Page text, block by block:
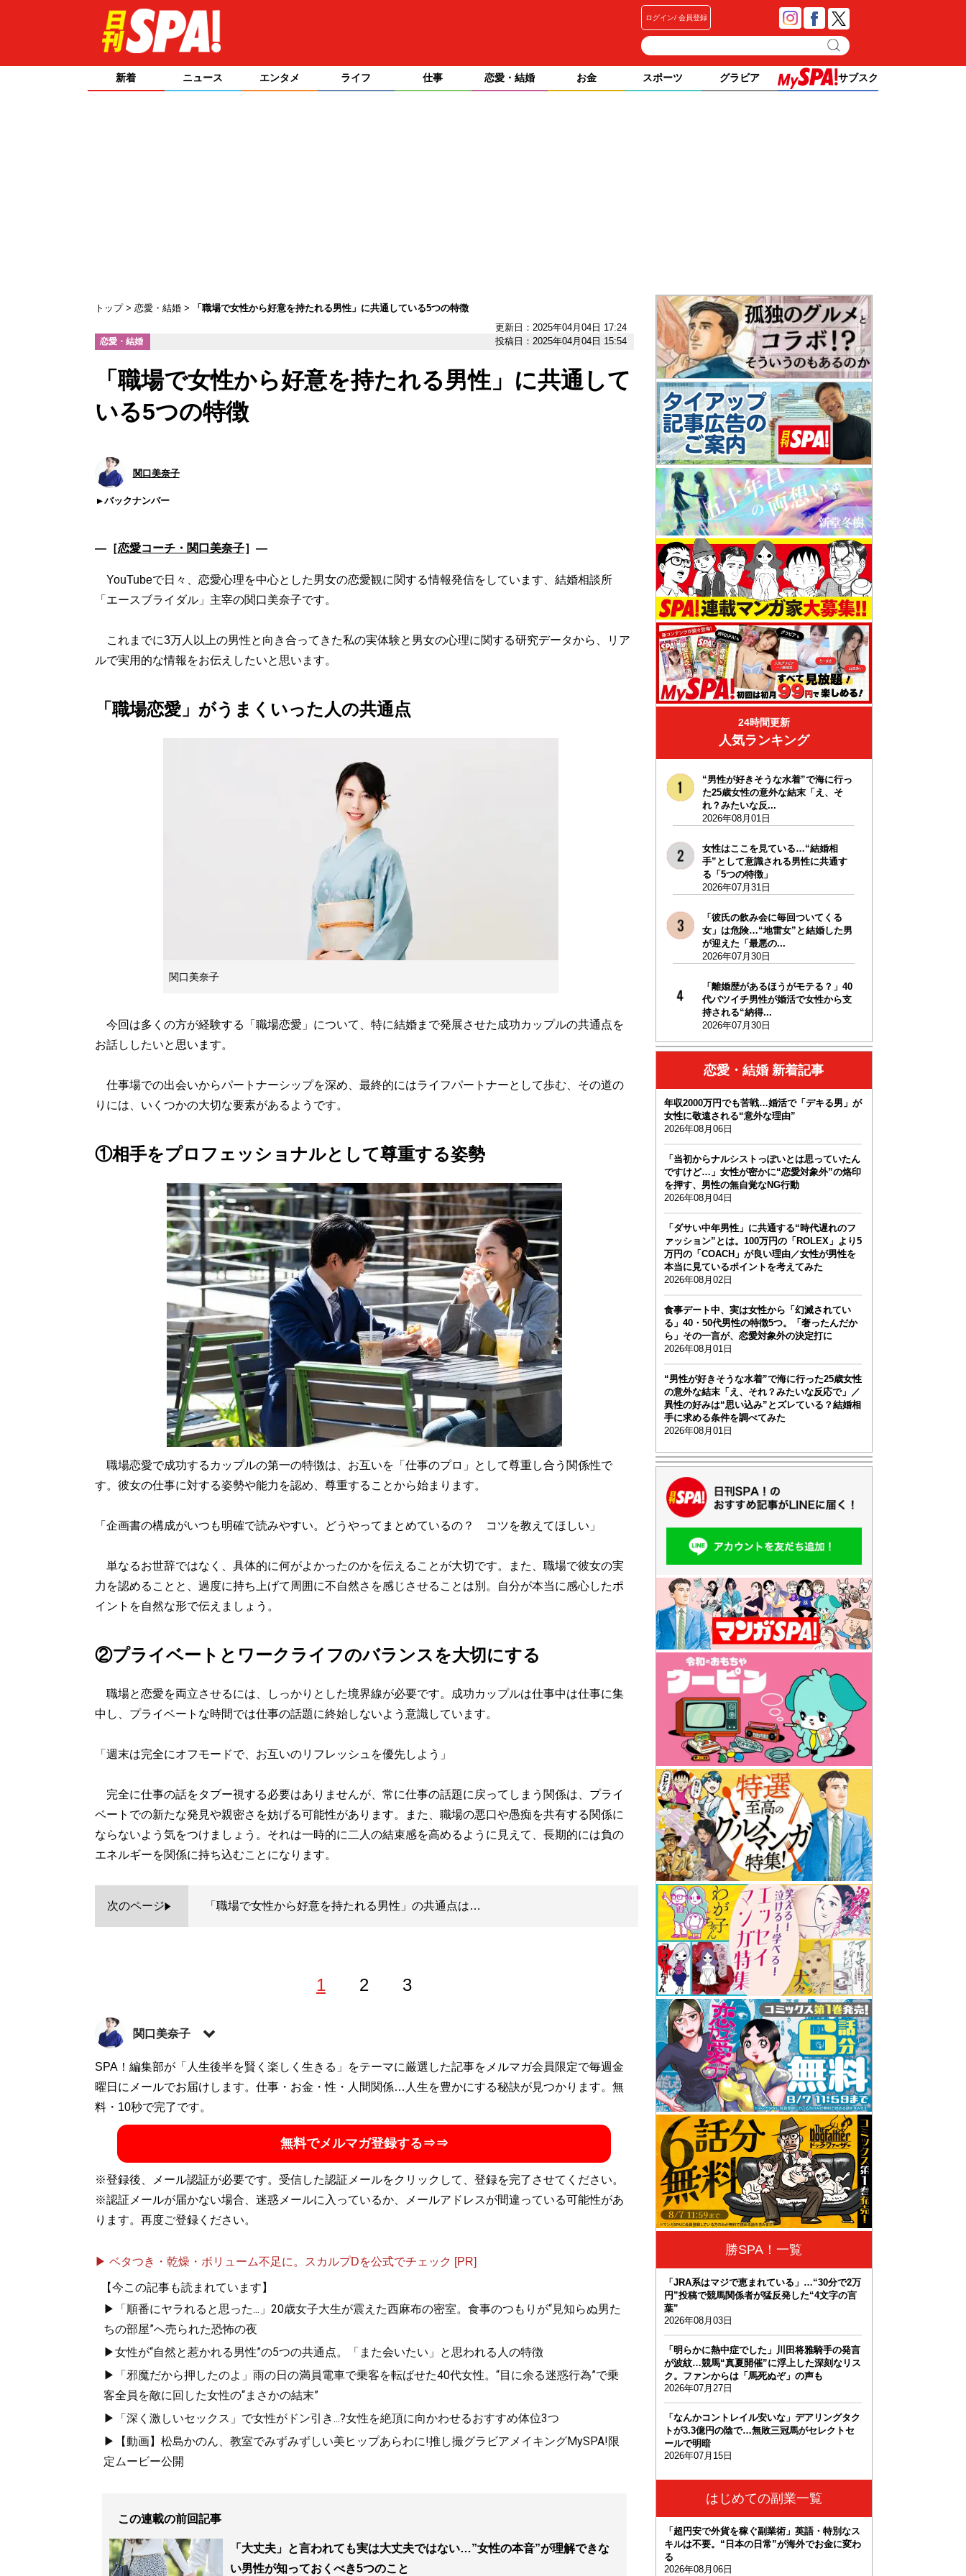
ログイン 会員登録
新着 ニュース エンタメ ライフ 仕事 恋愛・結婚 お金 スポーツ グラビア サブスク
トップ 恋愛・結婚
「職場で女性から好意を持たれる男性」に共通している5つの特徴
更新日：2025年04月04日 17:24
恋愛・結婚 投稿日：2025年04月04日 15:54
「職場で女性から好意を持たれる男性」に共通して
いる5つの特徴
関口美奈子
バックナンバー
―［恋愛コーチ・関口美奈子］―
YouTubeで日々、恋愛心理を中心とした男女の恋愛観に関する情報発信をしています、結婚相談所
「エースブライダル」主宰の関口美奈子です。
これまでに3万人以上の男性と向き合ってきた私の実体験と男女の心理に関する研究データから、リア
ルで実用的な情報をお伝えしたいと思います。
「職場恋愛」がうまくいった人の共通点
関口美奈子
今回は多くの方が経験する「職場恋愛」について、特に結婚まで発展させた成功カップルの共通点を
お話ししたいと思います。
仕事場での出会いからパートナーシップを深め、最終的にはライフパートナーとして歩む、その道の
りには、いくつかの大切な要素があるようです。
①相手をプロフェッショナルとして尊重する姿勢
職場恋愛で成功するカップルの第一の特徴は、お互いを「仕事のプロ」として尊重し合う関係性で
す。彼女の仕事に対する姿勢や能力を認め、尊重することから始まります。
「企画書の構成がいつも明確で読みやすい。どうやってまとめているの？ コツを教えてほしい」
単なるお世辞ではなく、具体的に何がよかったのかを伝えることが大切です。また、職場で彼女の実
力を認めることと、過度に持ち上げて周囲に不自然さを感じさせることは別。自分が本当に感心したポ
イントを自然な形で伝えましょう。
②プライベートとワークライフのバランスを大切にする
職場と恋愛を両立させるには、しっかりとした境界線が必要です。成功カップルは仕事中は仕事に集
中し、プライベートな時間では仕事の話題に終始しないよう意識しています。
「週末は完全にオフモードで、お互いのリフレッシュを優先しよう」
完全に仕事の話をタブー視する必要はありませんが、常に仕事の話題に戻ってしまう関係は、プライ
ベートでの新たな発見や親密さを妨げる可能性があります。また、職場の悪口や愚痴を共有する関係に
ならないよう気をつけましょう。それは一時的に二人の結束感を高めるように見えて、長期的には負の
エネルギーを関係に持ち込むことになります。
次のページ 「職場で女性から好意を持たれる男性」の共通点は…
1 2 3
関口美奈子
恋愛コーチ。結婚相談所「エースブライダル 」主宰。メンズ化粧品「ISIKI」開発ディレクター。オフィ
シャルサイト「sekiguchiminako.com」。YouTubeチャンネル「みなこの圧倒的モテ男TV」は開設1年半
で総再生数が5000万回を突破（Xアカウント:
『気遣いを恋と勘違いする男、優しさを愛と勘違いする女 相手の本性を見抜
き、最高のベストパートナーを見つける男と女の心理ルール 』
「本当に自分に合うベストパートナー」を見抜く全技術！
『 「最初の男」になりたがる男、「最後の女」になりたがる女 夜の世界で学
ぶ男と女の新・心理大全
男の浮気は副業、女の浮気は転職活動？
記事一覧へ
SPA！編集部が「人生後半を賢く楽しく生きる」をテーマに厳選した記事をメルマガ会員限定で毎週金
曜日にメールでお届けします。仕事・お金・性・人間関係…人生を豊かにする秘訣が見つかります。無
料・10秒で完了です。
無料でメルマガ登録する⇒⇒
※登録後、メール認証が必要です。受信した認証メールをクリックして、登録を完了させてください。
※認証メールが届かない場合、迷惑メールに入っているか、メールアドレスが間違っている可能性があ
ります。再度ご登録ください。
▶ ベタつき・乾燥・ボリューム不足に。スカルプDを公式でチェック [PR]
【今この記事も読まれています】
▶「順番にヤラれると思った...」20歳女子大生が震えた西麻布の密室。食事のつもりが“見知らぬ男た
ちの部屋”へ売られた恐怖の夜
▶女性が“自然と惹かれる男性”の5つの共通点。「また会いたい」と思われる人の特徴
▶「邪魔だから押したのよ」雨の日の満員電車で乗客を転ばせた40代女性。“目に余る迷惑行為”で乗
客全員を敵に回した女性の“まさかの結末”
▶「深く激しいセックス」で女性がドン引き...?女性を絶頂に向かわせるおすすめ体位3つ
▶【動画】松島かのん、教室でみずみずしい美ヒップあらわに!推し撮グラビアメイキングMySPA!限
定ムービー公開
この連載の前回記事
「大丈夫」と言われても実は大丈夫ではない…”女性の本音”が理解できな
い男性が知っておくべき5つのこと
24時間更新
人気ランキング
“男性が好きそうな水着”で海に行っ
た25歳女性の意外な結末「え、そ
れ？みたいな反...
2026年08月01日
女性はここを見ている…“結婚相
手”として意識される男性に共通す
る「5つの特徴」
2026年07月31日
「彼氏の飲み会に毎回ついてくる
女」は危険…“地雷女”と結婚した男
が迎えた「最悪の...
2026年07月30日
「離婚歴があるほうがモテる？」40
代バツイチ男性が婚活で女性から支
持される“納得...
2026年07月30日
恋愛・結婚 新着記事
年収2000万円でも苦戦…婚活で「デキる男」が
女性に敬遠される“意外な理由”
2026年08月06日
「当初からナルシストっぽいとは思っていたん
ですけど…」女性が密かに“恋愛対象外”の烙印
を押す、男性の無自覚なNG行動
2026年08月04日
「ダサい中年男性」に共通する“時代遅れのフ
ァッション”とは。100万円の「ROLEX」より5
万円の「COACH」が良い理由／女性が男性を
本当に見ているポイントを考えてみた
2026年08月02日
食事デート中、実は女性から「幻滅されてい
る」40・50代男性の特徴5つ。「奢ったんだか
ら」その一言が、恋愛対象外の決定打に
2026年08月01日
“男性が好きそうな水着”で海に行った25歳女性
の意外な結末「え、それ？みたいな反応で」／
異性の好みは“思い込み”とズレている？結婚相
手に求める条件を調べてみた
2026年08月01日
勝SPA！一覧
「JRA系はマジで恵まれている」…“30分で2万
円”投稿で競馬関係者が猛反発した“4文字の言
葉”
2026年08月03日
「明らかに熱中症でした」川田将雅騎手の発言
が波紋…競馬“真夏開催”に浮上した深刻なリス
ク。ファンからは「馬死ぬぞ」の声も
2026年07月27日
「なんかコントレイル安いな」デアリングタク
トが3.3億円の陰で…無敗三冠馬がセレクトセ
ールで明暗
2026年07月15日
はじめての副業一覧
「超円安で外貨を稼ぐ副業術」英語・特別なス
キルは不要。“日本の日常”が海外でお金に変わ
る
2026年08月06日